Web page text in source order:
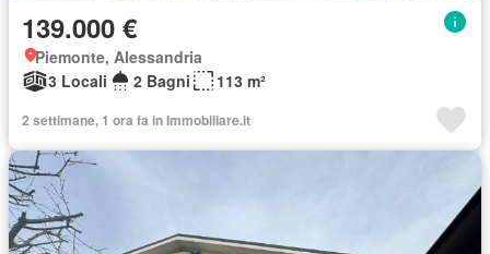
139.000 €
Piemonte, Alessandria
3 Locali
2 Bagni 113 m²
2 settimane, 1 ora fa in Immobiliare.it